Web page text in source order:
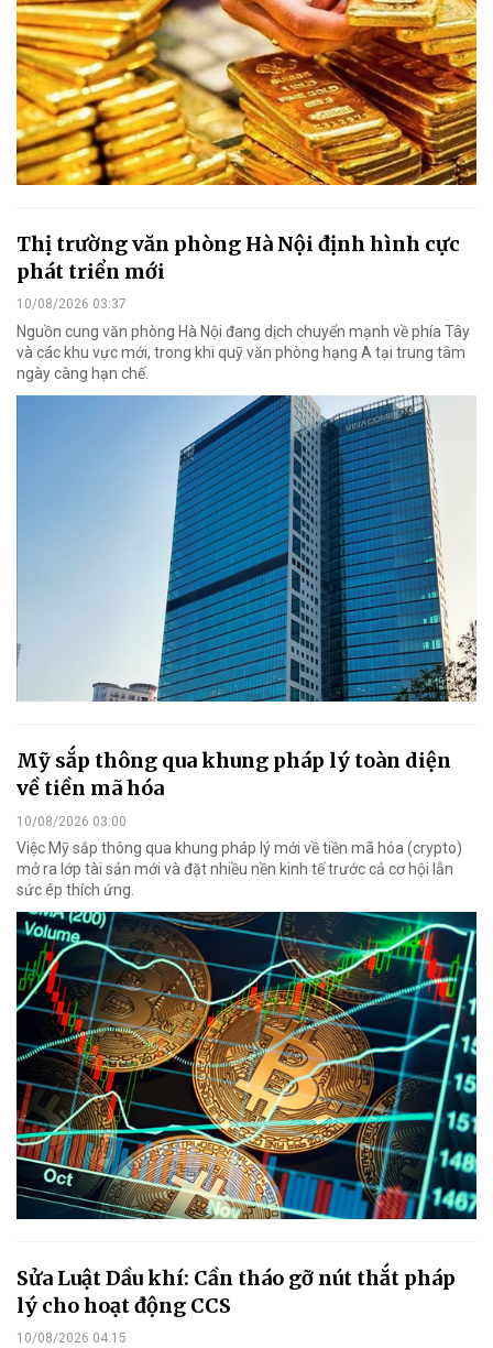
Thị trường văn phòng Hà Nội định hình cực
phát triển mới
10/08/2026 03:37
Nguồn cung văn phòng Hà Nội đang dịch chuyển mạnh về phía Tây
và các khu vực mới, trong khi quỹ văn phòng hạng A tại trung tâm
ngày càng hạn chế.
Mỹ sắp thông qua khung pháp lý toàn diện
về tiền mã hóa
10/08/2026 03:00
Việc Mỹ sắp thông qua khung pháp lý mới về tiền mã hóa (crypto)
mở ra lớp tài sản mới và đặt nhiều nền kinh tế trước cả cơ hội lẫn
sức ép thích ứng.
Sửa Luật Dầu khí: Cần tháo gỡ nút thắt pháp
lý cho hoạt động CCS
10/08/2026 04:15